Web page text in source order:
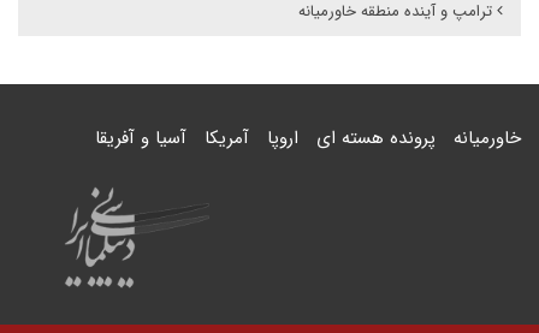
ترامپ و آینده منطقه خاورمیانه
خاورمیانه پرونده هسته ای اروپا آمریکا آسیا و آفریقا